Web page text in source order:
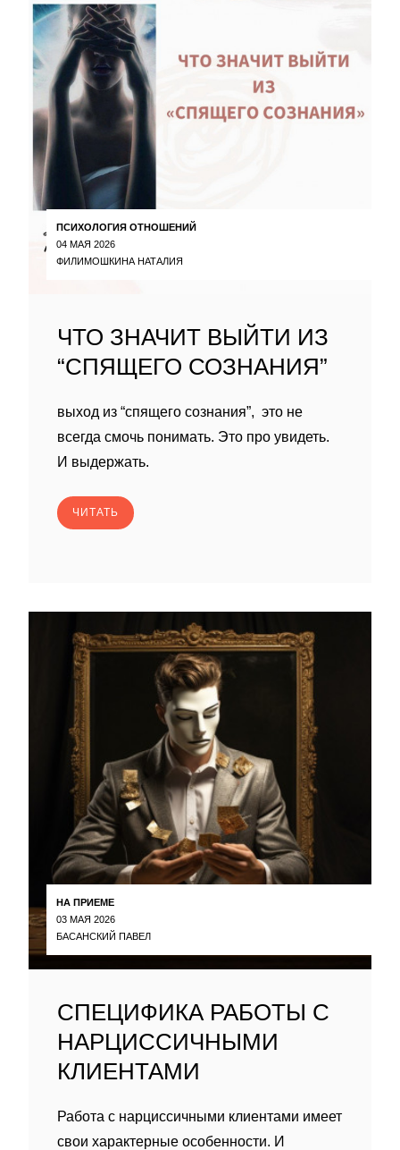
ПСИХОЛОГИЯ ОТНОШЕНИЙ
04 МАЯ 2026
ФИЛИМОШКИНА НАТАЛИЯ
ЧТО ЗНАЧИТ ВЫЙТИ ИЗ
“СПЯЩЕГО СОЗНАНИЯ”
выход из “спящего сознания”, это не
всегда смочь понимать. Это про увидеть.
И выдержать.
ЧИТАТЬ
НА ПРИЕМЕ
03 МАЯ 2026
БАСАНСКИЙ ПАВЕЛ
СПЕЦИФИКА РАБОТЫ С
НАРЦИССИЧНЫМИ
КЛИЕНТАМИ
Работа с нарциссичными клиентами имеет
свои характерные особенности. И